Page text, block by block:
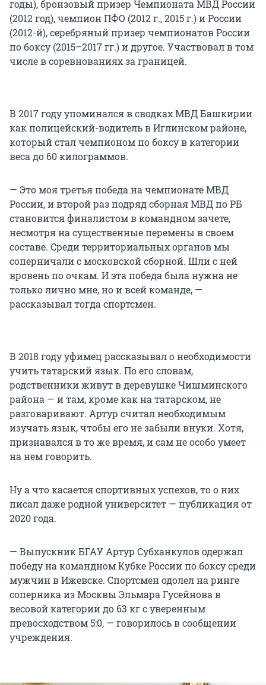
годы), бронзовый призер Чемпионата МВД России
(2012 год), чемпион ПФО (2012 г., 2015 г.) и России
(2012-й), серебряный призер чемпионатов России
по боксу (2015–2017 гг.) и другое. Участвовал в том
числе в соревнованиях за границей.
В 2017 году упоминался в сводках МВД Башкирии
как полицейский-водитель в Иглинском районе,
который стал чемпионом по боксу в категории
веса до 60 килограммов.
— Это моя третья победа на чемпионате МВД
России, и второй раз подряд сборная МВД по РБ
становится финалистом в командном зачете,
несмотря на существенные перемены в своем
составе. Среди территориальных органов мы
соперничали с московской сборной. Шли с ней
вровень по очкам. И эта победа была нужна не
только лично мне, но и всей команде, —
рассказывал тогда спортсмен.
В 2018 году уфимец рассказывал о необходимости
учить татарский язык. По его словам,
родственники живут в деревушке Чишминского
района — и там, кроме как на татарском, не
разговаривают. Артур считал необходимым
изучать язык, чтобы его не забыли внуки. Хотя,
признавался в то же время, и сам не особо умеет
на нем говорить.
Ну а что касается спортивных успехов, то о них
писал даже родной университет — публикация от
2020 года.
— Выпускник БГАУ Артур Субханкулов одержал
победу на командном Кубке России по боксу среди
мужчин в Ижевске. Спортсмен одолел на ринге
соперника из Москвы Эльмара Гусейнова в
весовой категории до 63 кг с уверенным
превосходством 5:0, — говорилось в сообщении
учреждения.